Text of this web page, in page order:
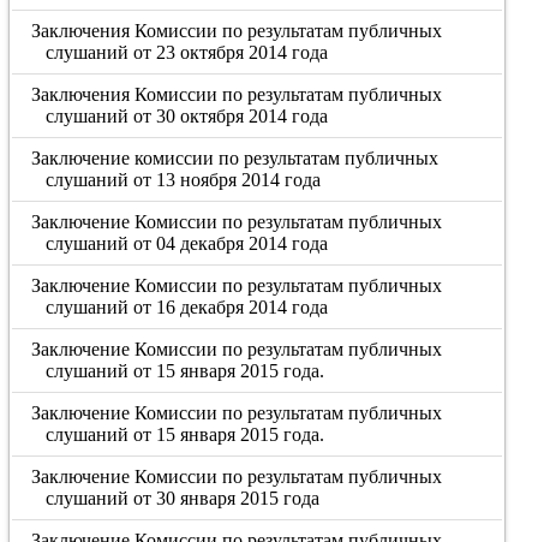
Заключения Комиссии по результатам публичных
слушаний от 23 октября 2014 года
Заключения Комиссии по результатам публичных
слушаний от 30 октября 2014 года
Заключение комиссии по результатам публичных
слушаний от 13 ноября 2014 года
Заключение Комиссии по результатам публичных
слушаний от 04 декабря 2014 года
Заключение Комиссии по результатам публичных
слушаний от 16 декабря 2014 года
Заключение Комиссии по результатам публичных
слушаний от 15 января 2015 года.
Заключение Комиссии по результатам публичных
слушаний от 15 января 2015 года.
Заключение Комиссии по результатам публичных
слушаний от 30 января 2015 года